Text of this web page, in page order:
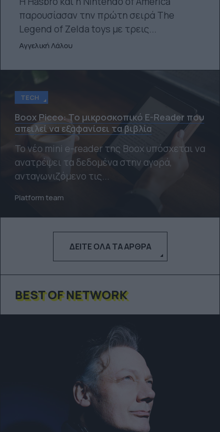
παρουσίασαν την πρώτη σειρά The
Legend of Zelda toys με τρεις...
Αγγελική Λάλου
TECH
Boox Picco: Το μικροσκοπικό E-Reader που
απειλεί να εξαφανίσει τα βιβλία
Το νέο mini e-reader της Boox υπόσχεται να
ανατρέψει τα δεδομένα στην αγορά,
ανταγωνιζόμενο τις...
Platform team
ΔΕΊΤΕ ΌΛΑ ΤΑ ΆΡΘΡΑ
BEST OF NETWORK